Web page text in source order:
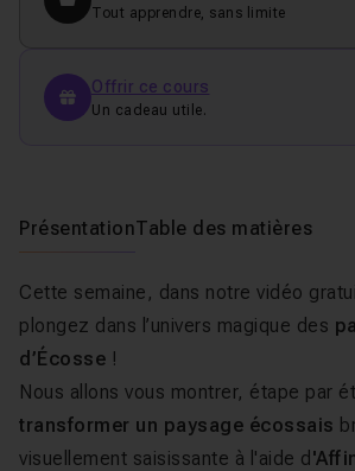
Tout apprendre, sans limite
Offrir ce cours
Un cadeau utile.
PrésentationTable des matières
Cette semaine, dans notre vidéo
plongez dans l’univers magique des
d’Écosse !
Nous allons vous montrer, étape par
transformer un paysage écossais
visuellement saisissante à l'aide d